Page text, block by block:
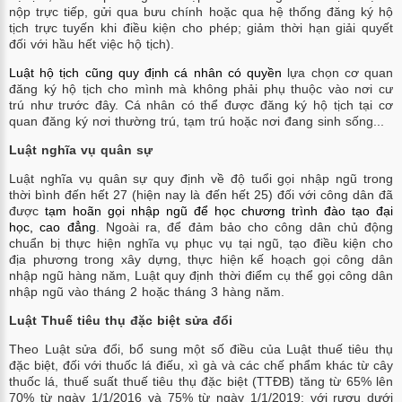
nộp trực tiếp, gửi qua bưu chính hoặc qua hệ thống đăng ký hộ
tịch trực tuyến khi điều kiện cho phép; giảm thời hạn giải quyết
đối với hầu hết việc hộ tịch).
Luật hộ tịch cũng quy định cá nhân có quyền lựa chọn cơ quan
đăng ký hộ tịch cho mình mà không phải phụ thuộc vào nơi cư
trú như trước đây. Cá nhân có thể được đăng ký hộ tịch tại cơ
quan đăng ký nơi thường trú, tạm trú hoặc nơi đang sinh sống...
Luật nghĩa vụ quân sự
Luật nghĩa vụ quân sự quy định về độ tuổi gọi nhập ngũ trong
thời bình đến hết 27 (hiện nay là đến hết 25) đối với công dân đã
được tạm hoãn gọi nhập ngũ để học chương trình đào tạo đại
học, cao đẳng. Ngoài ra, để đảm bảo cho công dân chủ động
chuẩn bị thực hiện nghĩa vụ phục vụ tại ngũ, tạo điều kiện cho
địa phương trong xây dựng, thực hiện kế hoạch gọi công dân
nhập ngũ hàng năm, Luật quy định thời điểm cụ thể gọi công dân
nhập ngũ vào tháng 2 hoặc tháng 3 hàng năm.
Luật Thuế tiêu thụ đặc biệt sửa đổi
Theo Luật sửa đổi, bổ sung một số điều của Luật thuế tiêu thụ
đặc biệt, đối với thuốc lá điếu, xì gà và các chế phẩm khác từ cây
thuốc lá, thuế suất thuế tiêu thụ đặc biệt (TTĐB) tăng từ 65% lên
70% từ ngày 1/1/2016 và 75% từ ngày 1/1/2019; với rượu dưới